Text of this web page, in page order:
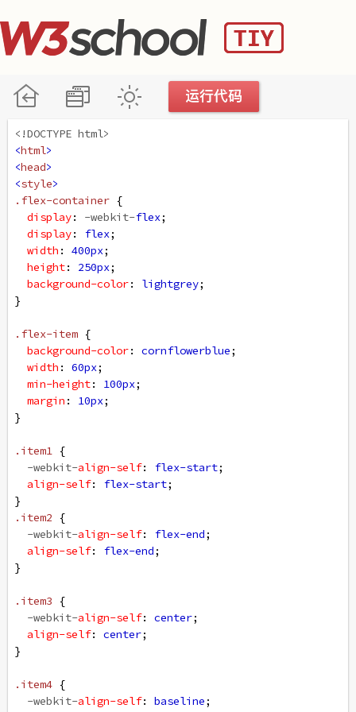
<!DOCTYPE html>
<html>
<head>
<style>
.flex-container {
display: -webkit-flex;
display: flex;
width : 400px;
height: 250px;
background-color: lightgrey;
}
.flex-item {
background-color: cornflowerblue;
width : 60px;
min-height: 100px;
margin : 10px;
}
.item1 {
-webkit-align-self: flex-start;
align-self: flex-start;
}
.item2 {
-webkit-align-self: flex-end;
align-self: flex-end;
}
.item3 {
-webkit-align-self: center;
align-self: center;
}
.item4 {
-webkit-align-self: baseline;